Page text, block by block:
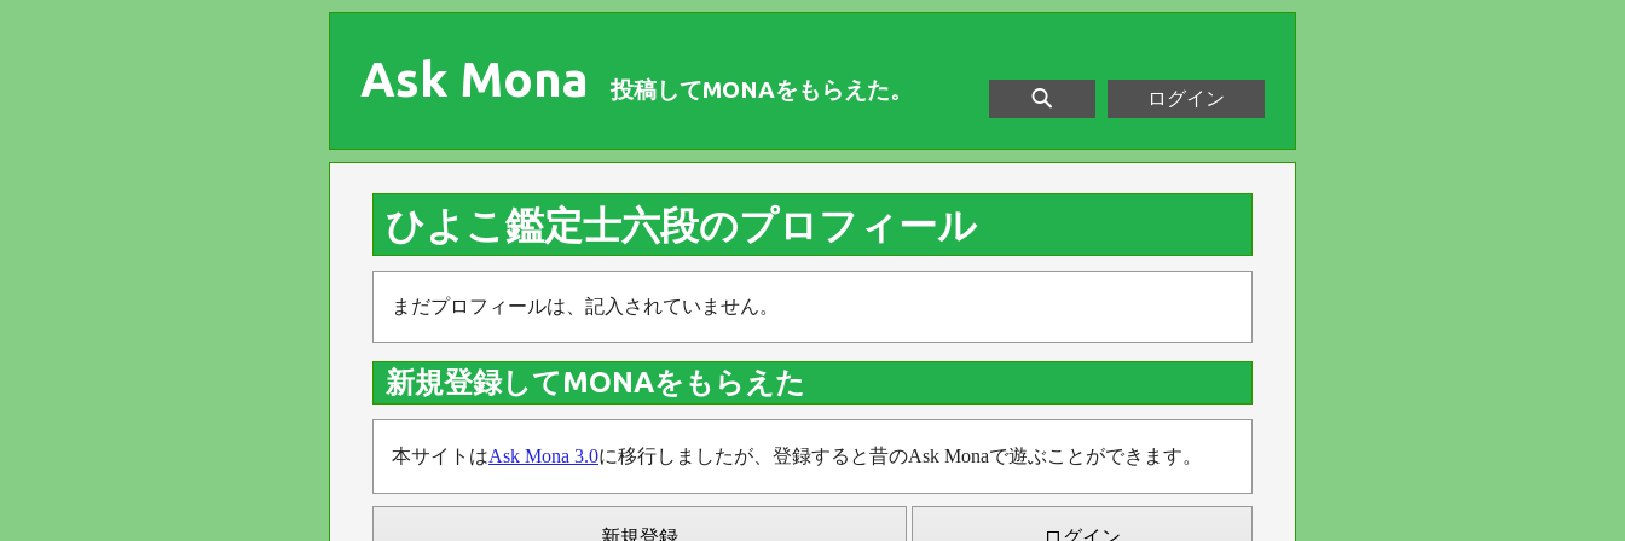
Ask Mona 投稿してMONAをもらえた。 ログイン
ひよこ鑑定士六段のプロフィール
まだプロフィールは、記入されていません。
新規登録してMONAをもらえた
本サイトはAsk Mona 3.0に移行しましたが、登録すると昔のAsk Monaで遊ぶことができます。
新規登録 ログイン